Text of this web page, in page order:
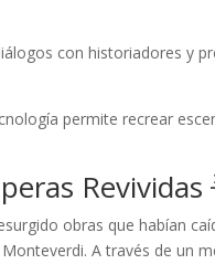
con historiadores y
permite recrear
Revividas
obras que habían
Monteverdi. A través de un